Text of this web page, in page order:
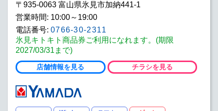
〒935-0063 富山県氷見市加納441-1
営業時間: 10:00～19:00
電話番号: 0766-30-2311
氷見キトキト商品券ご利用になれます。(期限
2027/03/31まで)
店舗情報を見る チラシを見る